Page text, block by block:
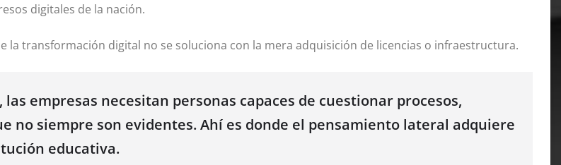
digitales de la nación.
la transformación digital no se soluciona con la mera adquisición de licencias o infraestructura.
empresas necesitan personas capaces de cuestionar procesos,
no siempre son evidentes. Ahí es donde el pensamiento lateral adquiere
educativa.